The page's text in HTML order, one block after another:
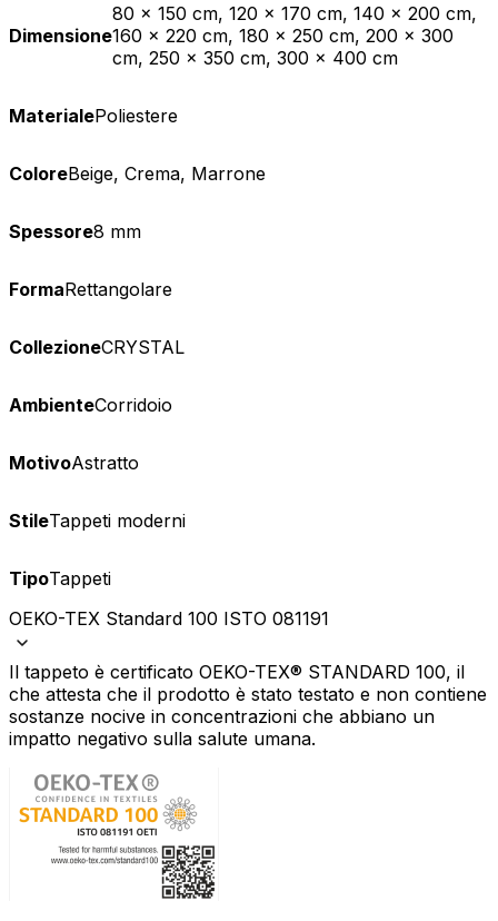
Dimensione
80 x 150 cm, 120 x 170 cm, 140 x 200 cm,
160 x 220 cm, 180 x 250 cm, 200 x 300
cm, 250 x 350 cm, 300 x 400 cm
MaterialePoliestere
ColoreBeige, Crema, Marrone
Spessore8 mm
FormaRettangolare
CollezioneCRYSTAL
AmbienteCorridoio
MotivoAstratto
StileTappeti moderni
TipoTappeti
OEKO-TEX Standard 100 ISTO 081191
Il tappeto è certificato OEKO-TEX® STANDARD 100, il
che attesta che il prodotto è stato testato e non contiene
sostanze nocive in concentrazioni che abbiano un
impatto negativo sulla salute umana.